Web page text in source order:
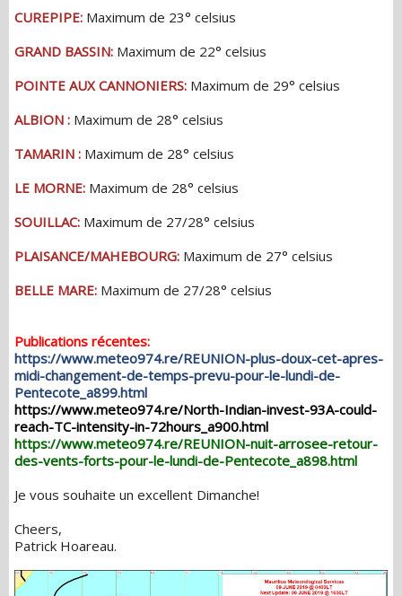
CUREPIPE: Maximum de 23° celsius
GRAND BASSIN: Maximum de 22° celsius
POINTE AUX CANNONIERS: Maximum de 29° celsius
ALBION : Maximum de 28° celsius
TAMARIN : Maximum de 28° celsius
LE MORNE: Maximum de 28° celsius
SOUILLAC: Maximum de 27/28° celsius
PLAISANCE/MAHEBOURG: Maximum de 27° celsius
BELLE MARE: Maximum de 27/28° celsius
Publications récentes:
https://www.meteo974.re/REUNION-plus-doux-cet-apres-
midi-changement-de-temps-prevu-pour-le-lundi-de-
Pentecote_a899.html
https://www.meteo974.re/North-Indian-invest-93A-could-
reach-TC-intensity-in-72hours_a900.html
https://www.meteo974.re/REUNION-nuit-arrosee-retour-
des-vents-forts-pour-le-lundi-de-Pentecote_a898.html
Je vous souhaite un excellent Dimanche!
Cheers,
Patrick Hoareau.